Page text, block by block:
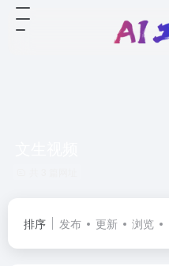
排序 发布 更新 浏览